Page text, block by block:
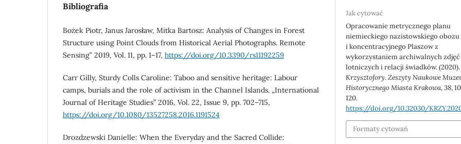
Bibliografia
Bożek Piotr, Janus Jarosław, Mitka Bartosz: Analysis of Changes in Forest
Structure using Point Clouds from Historical Aerial Photographs. Remote
Sensing” 2019, Vol. 11, pp. 1–17, https://doi.org/10.3390/rs11192259
Carr Gilly, Sturdy Colls Caroline: Taboo and sensitive heritage: Labour
camps, burials and the role of activism in the Channel Islands. „International
Journal of Heritage Studies” 2016, Vol. 22, Issue 9, pp. 702–715,
https://doi.org/10.1080/13527258.2016.1191524
Drozdzewski Danielle: When the Everyday and the Sacred Collide:
Jak cytować
Opracowanie metrycznego planu
niemieckiego nazistowskiego
i koncentracyjnego Plaszow z
wykorzystaniem archiwalnych zdjęć
lotniczych i relacji świadków. (2020).
Krzysztofory. Zeszyty Naukowe
Historycznego Miasta Krakowa,38,
120.
https://doi.org/10.32030/
Formaty cytowań